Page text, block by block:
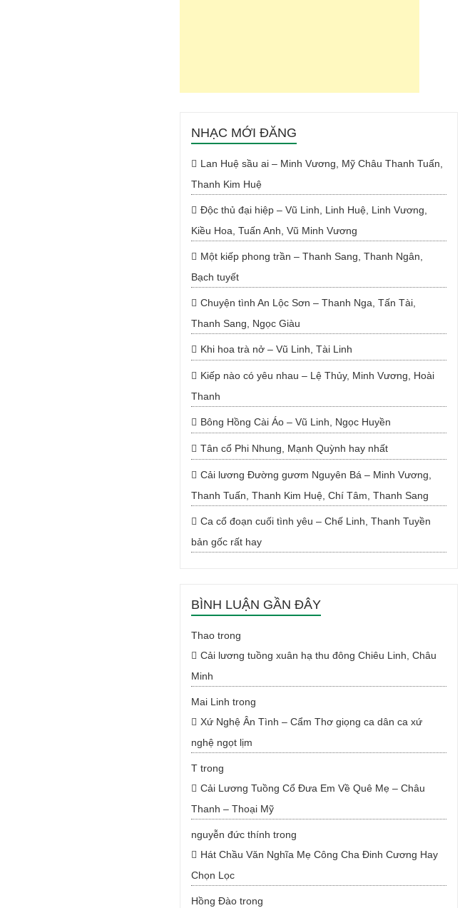
NHẠC MỚI ĐĂNG
Lan Huệ sầu ai – Minh Vương, Mỹ Châu Thanh Tuấn,
Thanh Kim Huệ
Độc thủ đại hiệp – Vũ Linh, Linh Huệ, Linh Vương,
Kiều Hoa, Tuấn Anh, Vũ Minh Vương
Một kiếp phong trần – Thanh Sang, Thanh Ngân,
Bạch tuyết
Chuyện tình An Lộc Sơn – Thanh Nga, Tấn Tài,
Thanh Sang, Ngọc Giàu
Khi hoa trà nở – Vũ Linh, Tài Linh
Kiếp nào có yêu nhau – Lệ Thủy, Minh Vương, Hoài
Thanh
Bông Hồng Cài Áo – Vũ Linh, Ngọc Huyền
Tân cổ Phi Nhung, Mạnh Quỳnh hay nhất
Cải lương Đường gươm Nguyên Bá – Minh Vương,
Thanh Tuấn, Thanh Kim Huệ, Chí Tâm, Thanh Sang
Ca cổ đoạn cuối tình yêu – Chế Linh, Thanh Tuyền
bản gốc rất hay
BÌNH LUẬN GẦN ĐÂY
Thaotrong
Cải lương tuồng xuân hạ thu đông Chiêu Linh, Châu
Minh
Mai Linh trong
Xứ Nghệ Ân Tình – Cẩm Thơ giọng ca dân ca xứ
nghệ ngọt lịm
Ttrong
Cải Lương Tuồng Cổ Đưa Em Về Quê Mẹ – Châu
Thanh – Thoại Mỹ
nguyễn đức thính trong
Hát Chầu Văn Nghĩa Mẹ Công Cha Đinh Cương Hay
Chọn Lọc
Hồng Đàotrong